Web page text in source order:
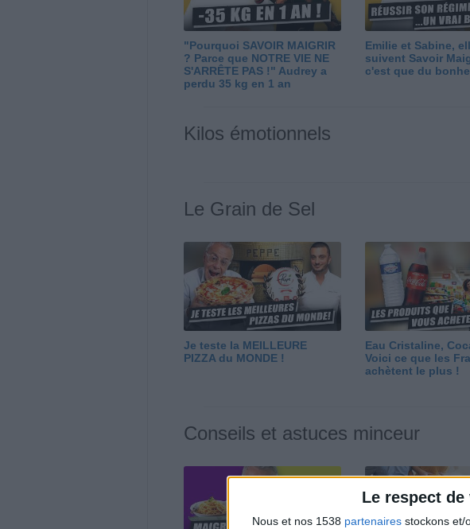
Le respect
Nous et nos 1538 partenaires stockons et/
"Pourquoi SAVOIR MAIGRIR
? Parce que NOTRE VIE NE
S'ARRÊTE PAS !" Audrey a
perdu 35 kg en 1 an
Emilie et Sabine,
suivent Savoir
c'est que du
Kilos émotionnels
Le Grain de Sel
Je teste la MEILLEURE
PIZZA du MONDE !
Eau Cristaline,
Voici ce que les
achètent le plus !
Conseils et astuces minceur